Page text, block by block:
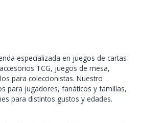
especializada en juegos de cartas
TCG, juegos de mesa,
para coleccionistas. Nuestro
para jugadores, fanáticos y familias,
para distintos gustos y edades.